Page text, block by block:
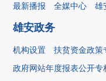
最新播报 全媒中心 雄
雄安政务
机构设置 扶贫资金政策
政府网站年度报表公开专